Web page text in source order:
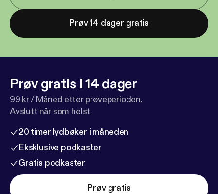
Prøv 14 dager gratis
Prøv gratis i 14 dager
99 kr / Måned etter prøveperioden.
Avslutt når som helst.
20 timer lydbøker i måneden
Eksklusive podkaster
Gratis podkaster
Prøv gratis